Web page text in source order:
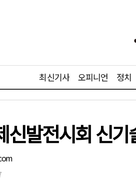
최신기사 오피니언 정치
신발전시회 신기